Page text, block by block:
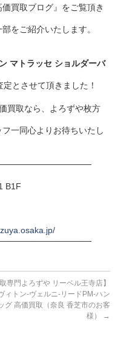
買取ブログ』をご覧頂き
をご紹介いたします。
マトラッセ ショルダーバ
とさせて頂きました！
買取なら、よろずや枚方
一同心よりお待ちいたし
B1F
取専門よろずや リーベル王寺店】
ィトン-ヴェルニ-リードPM-ハン
グ 高価買取（奈良 香芝市のお客
様）
→